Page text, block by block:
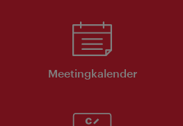
Meeting­kalender